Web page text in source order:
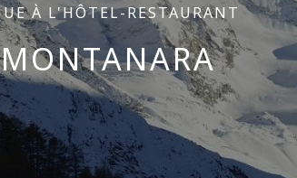
À L'HÔTEL-RESTAURANT